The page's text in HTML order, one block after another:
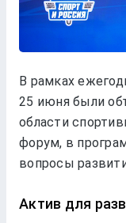
В рамках
25 июня были
области
форум, в
вопросы
Актив для